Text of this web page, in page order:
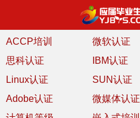
ACCP培训 微软认证
思科认证
IBM认证
Linux认证
SUN认证
Adobe认证
微媒体认证